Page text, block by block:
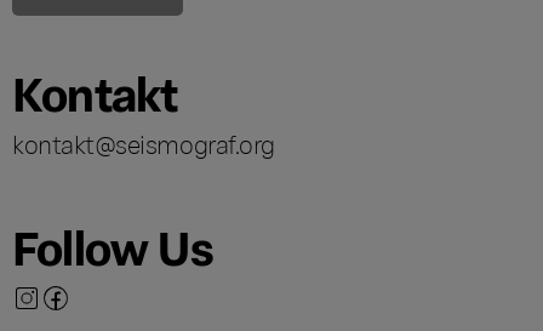
Kontakt
kontakt@seismograf.org
Follow Us